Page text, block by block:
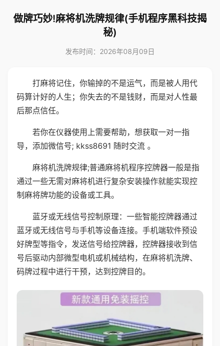
做牌巧妙!麻将机洗牌规律(手机程序黑科技揭
秘)
发布时间：2026年08月09日
打麻将记住，你输掉的不是运气，而是被人用代
码算计好的人生；你失去的不是钱财，而是对人性最
后那点信任。
若你在仪器使用上需要帮助，想获取一对一指
导，添加微信号; kkss8691 随时交流 。
麻将机洗牌规律;普通麻将机程序控牌器一般是指
通过一些无需对麻将机进行复杂安装操作就能实现控
制麻将牌功能的设备或工具。
蓝牙或无线信号控制原理：一些智能控牌器通过
蓝牙或无线信号与手机等设备连接。手机端软件预设
好牌型等指令，发送信号给控牌器，控牌器接收到信
号后驱动内部微型电机或机械结构，在麻将机洗牌、
码牌过程中进行干预，达到控牌目的。